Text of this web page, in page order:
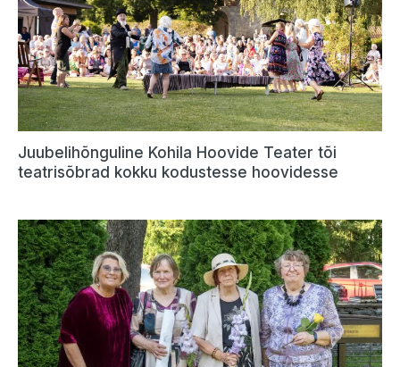
Juubelihõnguline Kohila Hoovide Teater tõi
teatrisõbrad kokku kodustesse hoovidesse